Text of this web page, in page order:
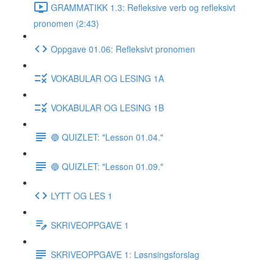
GRAMMATIKK 1.3: Refleksive verb og refleksivt
pronomen (2:43)
Oppgave 01.06: Refleksivt pronomen
VOKABULAR OG LESING 1A
VOKABULAR OG LESING 1B
🔵 QUIZLET: "Lesson 01.04."
🔵 QUIZLET: "Lesson 01.09."
LYTT OG LES 1
SKRIVEOPPGAVE 1
SKRIVEOPPGAVE 1: Løsnsingsforslag